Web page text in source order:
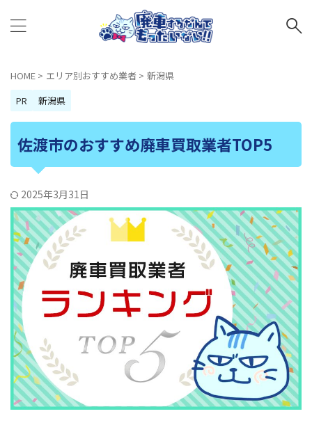
HOME > エリア別おすすめ業者 > 新潟県
PR
新潟県
佐渡市のおすすめ廃車買取業者TOP5
2025年3月31日